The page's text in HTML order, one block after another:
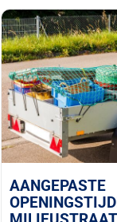
AANGEPASTE